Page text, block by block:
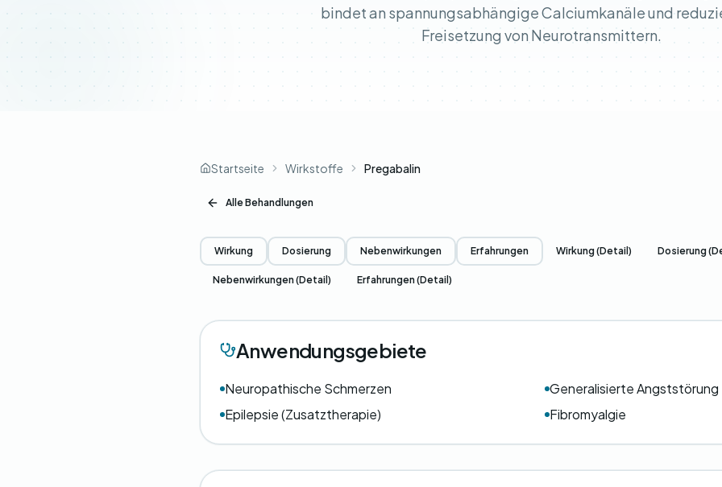
bindet an spannungsabhängige Calciumkanäle und
Freisetzung von Neurotransmittern.
Startseite Wirkstoffe Pregabalin
Alle Behandlungen
Wirkung Dosierung Nebenwirkungen Erfahrungen Wirkung (Detail) Dosierung
Nebenwirkungen (Detail) Erfahrungen (Detail)
Anwendungsgebiete
Neuropathische Schmerzen
Generalisierte Angststörung
Epilepsie (Zusatztherapie)
Fibromyalgie